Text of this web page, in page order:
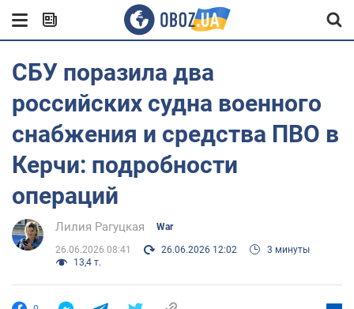
СБУ поразила два
российских судна военного
снабжения и средства ПВО в
Керчи: подробности
операций
Лилия Рагуцкая War
26.06.2026 08:41 26.06.2026 12:02
3 минуты
13,4 т.